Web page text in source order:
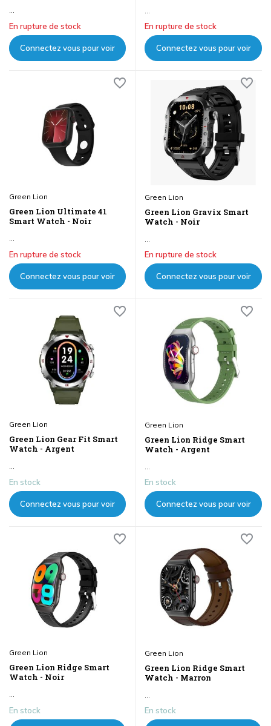
...
En rupture de stock
Connectez vous pour voir
...
En rupture de stock
Connectez vous pour voir
Green Lion
Green Lion Ultimate 41
Smart Watch - Noir
En rupture de stock
Connectez vous pour voir
Green Lion
Green Lion Gravix Smart
Watch - Noir
En rupture de stock
Connectez vous pour voir
Green Lion
Green Lion Gear Fit Smart
Watch - Argent
...
En stock
Connectez vous pour voir
Green Lion
Green Lion Ridge Smart
Watch - Argent
...
En stock
Connectez vous pour voir
Green Lion
Green Lion Ridge Smart
Watch - Noir
En stock
Green Lion
Green Lion Ridge Smart
Watch - Marron
En stock